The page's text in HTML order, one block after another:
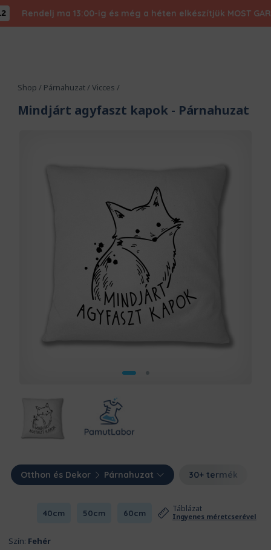
Rendelj ma 13:00-ig és még a héten elkészítjük MOST
Shop / Párnahuzat/Vicces /
Mindjárt agyfaszt kapok - Párnahuzat
Otthon és Dekor Párnahuzat 30+ termék
40cm 50cm 60cm Táblázat
Ingyenes méretcserével
Szín: Fehér